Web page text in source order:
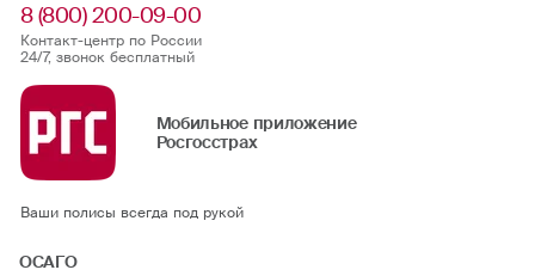
8 (800) 200-09-00
Контакт-центр по России
24/7, звонок бесплатный
Мобильное приложение
Росгосстрах
Ваши полисы всегда под рукой
ОСАГО